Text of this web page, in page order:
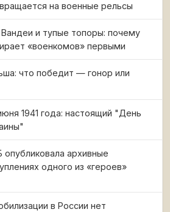
на военные рельсы
и тупые топоры: почему
«военкомов» первыми
что победит — гонор или
1941 года: настоящий "День
опубликовала архивные
одного из «героев»
в России нет